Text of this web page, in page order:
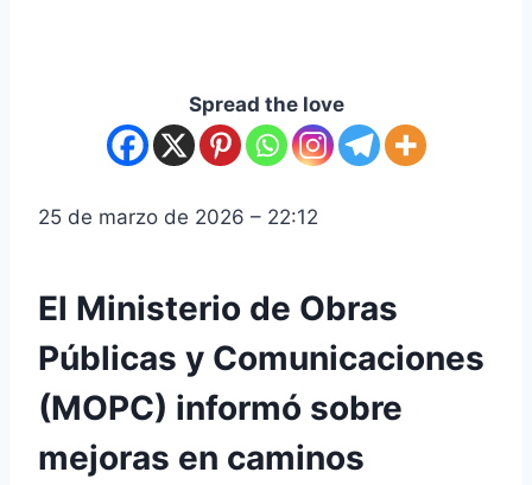
Spread the love
25 de marzo de 2026 – 22:12
El Ministerio de Obras
Públicas y Comunicaciones
(MOPC) informó sobre
mejoras en caminos